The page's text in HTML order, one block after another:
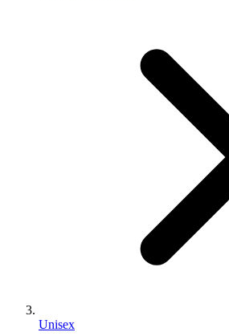
Unisex